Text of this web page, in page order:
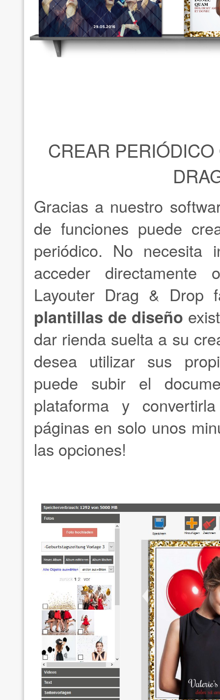
CREAR
Gracias a nuestro
de funciones puede
periódico. No necesita
acceder
Layouter Drag & Drop
plantillas de diseño
dar rienda suelta a su
desea utilizar sus
puede subir el
plataforma y
páginas en solo unos
las opciones!